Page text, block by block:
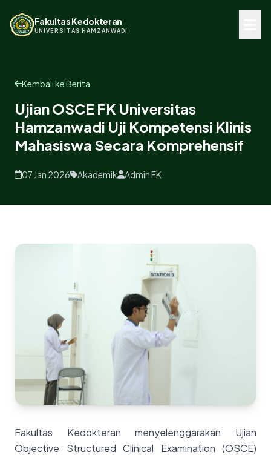
Fakultas Kedokteran
UNIVERSITAS HAMZANWADI
Kembali ke Berita
Ujian OSCE FK Universitas
Hamzanwadi Uji Kompetensi Klinis
Mahasiswa Secara Komprehensif
07 Jan 2026 Akademik Admin FK
Fakultas Kedokteran menyelenggarakan Ujian
Objective Structured Clinical Examination (OSCE)